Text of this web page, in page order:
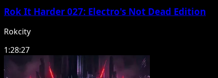
Rok It Harder 027: Electro's Not Dead Edition
Rokcity
1:28:27